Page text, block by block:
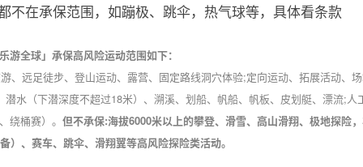
不在承保范围，如蹦极、跳伞，热气球等，具体看条款
游全球」承保高风险运动范围如下：
、远足徒步、登山运动、露营、固定路线洞穴体验;定向运动、拓展活动、
水（下潜深度不超过18米）、溯溪、划船、帆船、帆板、皮划艇、漂流;
绕桶赛）。 但不承保:海拔6000米以上的攀登、滑雪、高山滑翔、极地探险
）、赛车、跳伞、滑翔翼等高风险探险类活动。